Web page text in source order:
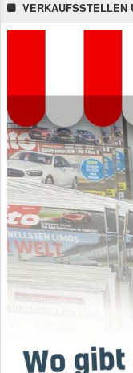
VERKAUFSSTELLEN